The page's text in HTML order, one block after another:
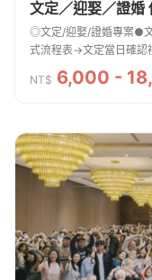
文定／迎娶／證婚
◎文定/迎娶/證婚專案●
式流程表→文定當日確認
→闖關活動設計→提供迎
動主持●證婚儀式→儀...
NT$ 6,000 -